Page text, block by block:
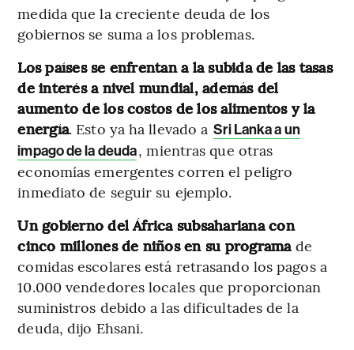
medida que la creciente deuda de los
gobiernos se suma a los problemas.
Los países se enfrentan a la subida de las tasas
de interés a nivel mundial, además del
aumento de los costos de los alimentos y la
energía. Esto ya ha llevado a Sri Lanka a un
impago de la deuda, mientras que otras
economías emergentes corren el peligro
inmediato de seguir su ejemplo.
Un gobierno del África subsahariana con
cinco millones de niños en su programade
comidas escolares está retrasando los pagos a
10.000 vendedores locales que proporcionan
suministros debido a las dificultades de la
deuda, dijo Ehsani.